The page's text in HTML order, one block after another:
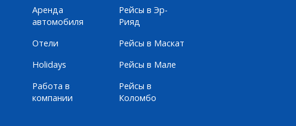
Аренда
автомобиля
Отели
Holidays
Работа в
компании
Рейсы в Эр-
Рияд
Рейсы в Маскат
Рейсы в Мале
Рейсы в
Коломбо